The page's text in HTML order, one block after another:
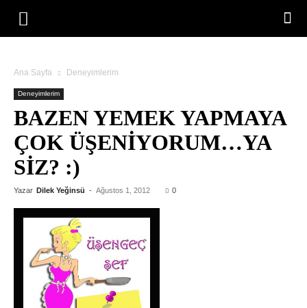
Ana Sayfa Deneyimlerim
Deneyimlerim
BAZEN YEMEK YAPMAYA
ÇOK ÜŞENIYORUM…YA
SIZ? :)
Yazar Dilek Yeğinsü - Ağustos 1, 2012 0